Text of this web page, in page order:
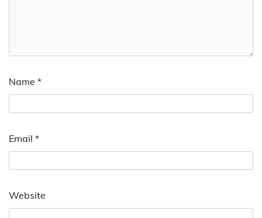
Name *
Email *
Website